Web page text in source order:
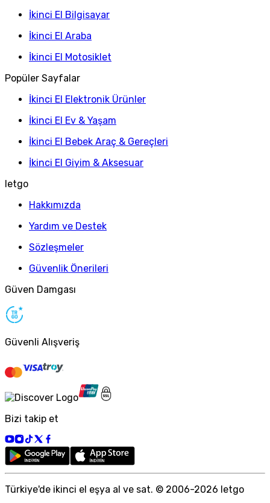
İkinci El Bilgisayar
İkinci El Araba
İkinci El Motosiklet
Popüler Sayfalar
İkinci El Elektronik Ürünler
İkinci El Ev & Yaşam
İkinci El Bebek Araç & Gereçleri
İkinci El Giyim & Aksesuar
letgo
Hakkımızda
Yardım ve Destek
Sözleşmeler
Güvenlik Önerileri
Güven Damgası
Güvenli Alışveriş
Bizi takip et
Türkiye'de ikinci el eşya al ve sat. © 2006-2026 letgo